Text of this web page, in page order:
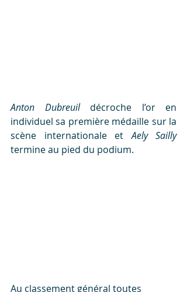
Anton Dubreuil décroche l’or en
individuel sa première médaille sur la
scène internationale et Aely Sailly
termine au pied du podium.
Au classement général toutes